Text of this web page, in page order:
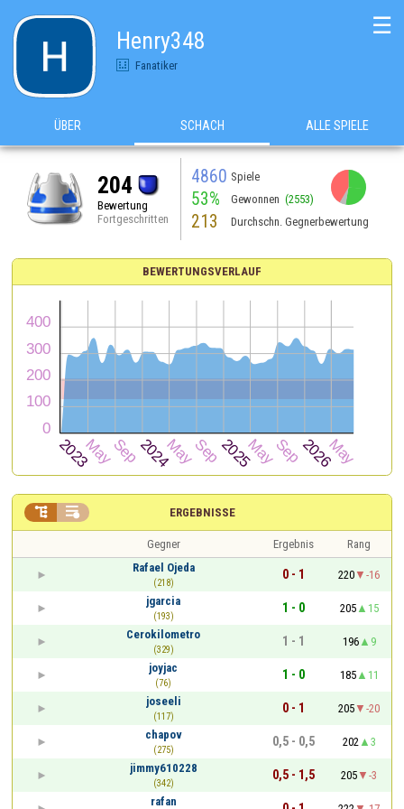
Henry348
Fanatiker
☰
ÜBER SCHACH ALLE SPIELE
204
Bewertung
Fortgeschritten
4860 Spiele
53% Gewonnen (2553)
213 Durchschn. Gegnerbewertung
BEWERTUNGSVERLAUF
ERGEBNISSE
 
Gegner Ergebnis
Rang
Rafael Ojeda
(218)
0 - 1 220
-16
jgarcia
(193)
1 - 0 205
15
Cerokilometro
(329)
1 - 1 196
9
joyjac
(76)
1 - 0 185
11
joseeli
(117)
0 - 1 205
-20
chapov
(275)
0,5 - 0,5 202
3
jimmy610228
(342)
0,5 - 1,5 205
-3
rafan